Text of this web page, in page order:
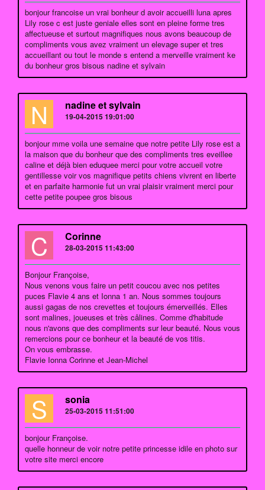
bonjour francoise un vrai bonheur d avoir accueilli luna apres
Lily rose c est juste geniale elles sont en pleine forme tres
affectueuse et surtout magnifiques nous avons beaucoup de
compliments vous avez vraiment un elevage super et tres
accueillant ou tout le monde s entend a merveille vraiment ke
du bonheur gros bisous nadine et sylvain
N nadine et sylvain
19-04-2015 19:01:00
bonjour mme voila une semaine que notre petite Lily rose est a
la maison que du bonheur que des compliments tres eveillee
caline et déjà bien eduquee merci pour votre accueil votre
gentillesse voir vos magnifique petits chiens vivrent en liberte
et en parfaite harmonie fut un vrai plaisir vraiment merci pour
cette petite poupee gros bisous
C Corinne
28-03-2015 11:43:00
Bonjour Françoise,
Nous venons vous faire un petit coucou avec nos petites
puces Flavie 4 ans et Ionna 1 an. Nous sommes toujours
aussi gagas de nos crevettes et toujours émerveillés. Elles
sont malines, joueuses et très câlines. Comme d'habitude
nous n'avons que des compliments sur leur beauté. Nous vous
remercions pour ce bonheur et la beauté de vos titis.
On vous embrasse.
Flavie Ionna Corinne et Jean-Michel
S sonia
25-03-2015 11:51:00
bonjour Françoise.
quelle honneur de voir notre petite princesse idile en photo sur
votre site merci encore